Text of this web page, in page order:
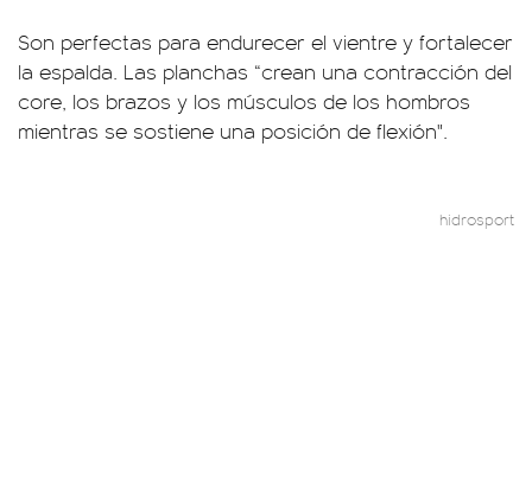
Son perfectas para endurecer el vientre y fortalecer
la espalda. Las planchas “crean una contracción del
core, los brazos y los músculos de los hombros
mientras se sostiene una posición de flexión".
hidrosport